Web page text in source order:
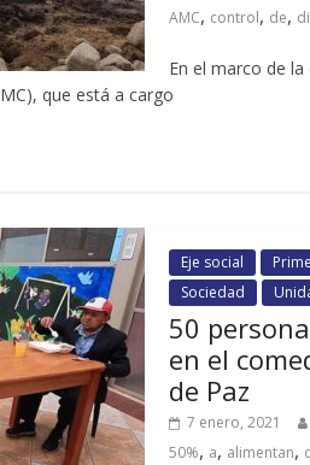
AMC, control, de,
En el marco de
que está a cargo
Eje social
Sociedad
50
en el
de Paz
7 enero, 2021
50%, a, alimentan,